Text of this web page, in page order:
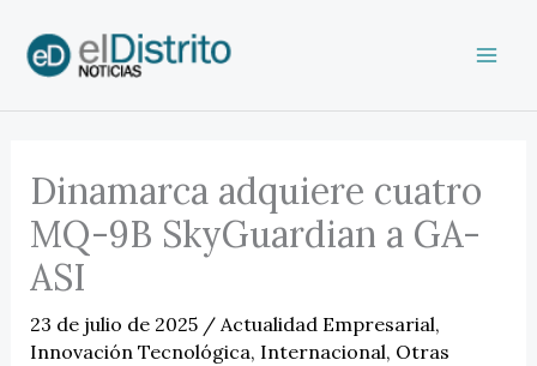
contenido
Dinamarca adquiere cuatro
MQ-9B SkyGuardian a GA-
ASI
23 de julio de 2025 / Actualidad Empresarial,
Innovación Tecnológica, Internacional, Otras